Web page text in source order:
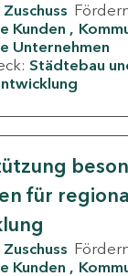
Zuschuss
Kunden
Unternehmen
Städtebau
für
Zuschuss
Kunden